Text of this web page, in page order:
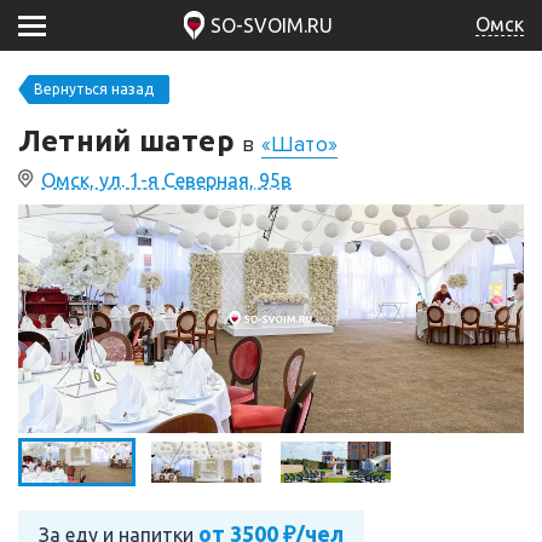
SO-SVOIM.RU Омск
Вернуться назад
Летний шатер в «Шато»
Омск, ул. 1-я Северная, 95в
За еду и напитки от 3500 ₽/чел